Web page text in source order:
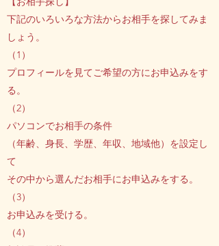
下記のいろいろな方法からお相手を探してみま
しょう。
（1）
プロフィールを見てご希望の方にお申込みをす
る。
（2）
パソコンでお相手の条件
（年齢、身長、学歴、年収、地域他）を設定し
て
その中から選んだお相手にお申込みをする。
（3）
お申込みを受ける。
（4）